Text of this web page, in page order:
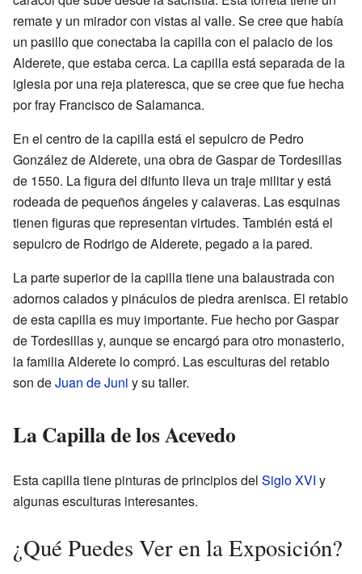
remate y un mirador con vistas al valle. Se cree que había
un pasillo que conectaba la capilla con el palacio de los
Alderete, que estaba cerca. La capilla está separada de la
iglesia por una reja plateresca, que se cree que fue hecha
por fray Francisco de Salamanca.
En el centro de la capilla está el sepulcro de Pedro
González de Alderete, una obra de Gaspar de Tordesillas
de 1550. La figura del difunto lleva un traje militar y está
rodeada de pequeños ángeles y calaveras. Las esquinas
tienen figuras que representan virtudes. También está el
sepulcro de Rodrigo de Alderete, pegado a la pared.
La parte superior de la capilla tiene una balaustrada con
adornos calados y pináculos de piedra arenisca. El retablo
de esta capilla es muy importante. Fue hecho por Gaspar
de Tordesillas y, aunque se encargó para otro monasterio,
la familia Alderete lo compró. Las esculturas del retablo
son deJuan de Juni y su taller.
La Capilla de los Acevedo
Esta capilla tiene pinturas de principios del Siglo XVI y
algunas esculturas interesantes.
¿Qué Puedes Ver en la Exposición?